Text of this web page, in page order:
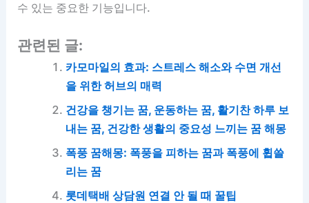
수 있는 중요한 기능입니다.
관련된 글:
카모마일의 효과: 스트레스 해소와 수면 개선
을 위한 허브의 매력
건강을 챙기는 꿈, 운동하는 꿈, 활기찬 하루 보
내는 꿈, 건강한 생활의 중요성 느끼는 꿈 해몽
폭풍 꿈해몽: 폭풍을 피하는 꿈과 폭풍에 휩쓸
리는 꿈
롯데택배 상담원 연결 안 될 때 꿀팁